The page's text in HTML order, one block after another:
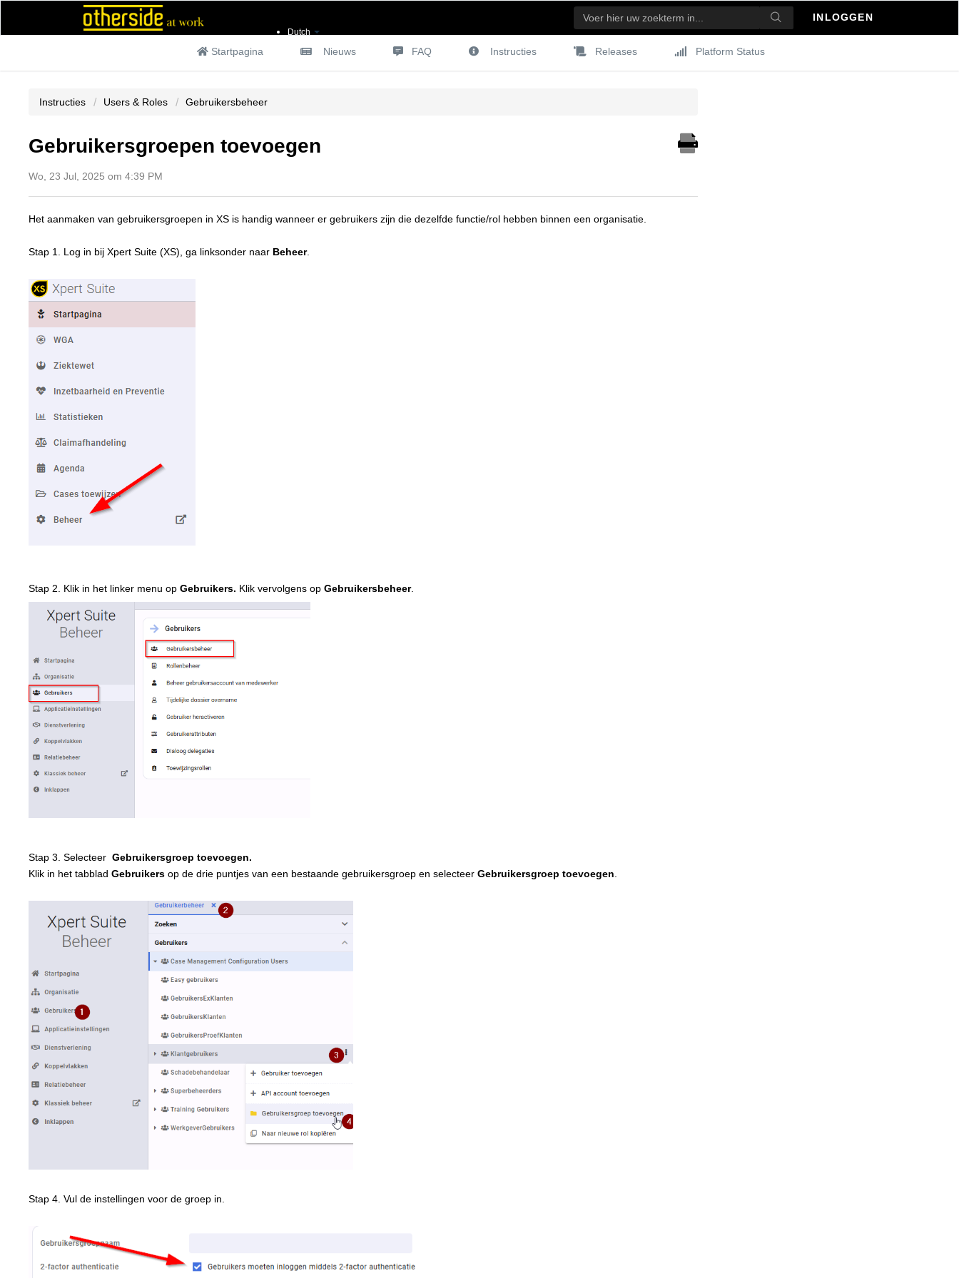
Dutch
INLOGGEN
Startpagina Nieuws FAQ Instructies Releases Platform Status
Instructies Users & Roles Gebruikersbeheer
Gebruikersgroepen toevoegen
Wo, 23 Jul, 2025 om 4:39 PM
Het aanmaken van gebruikersgroepen in XS is handig wanneer er gebruikers zijn die dezelfde functie/rol hebben binnen een organisatie.
Stap 1. Log in bij Xpert Suite (XS), ga linksonder naar Beheer.
Stap 2. Klik in het linker menu op Gebruikers. Klik vervolgens op Gebruikersbeheer.
Stap 3. Selecteer Gebruikersgroep toevoegen.
Klik in het tabblad Gebruikers op de drie puntjes van een bestaande gebruikersgroep en selecteer Gebruikersgroep toevoegen
Stap 4. Vul de instellingen voor de groep in.